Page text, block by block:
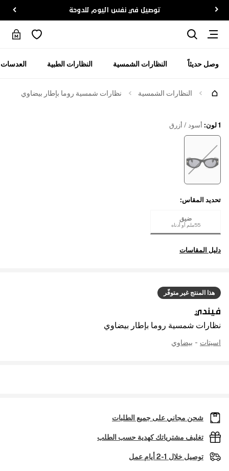
توصيل في نفس اليوم للدوحة
وصل حديثاً النظارات الشمسية النظارات الطبية
النظارات الشمسية نظارات شمسية روما بإطار بيضاوي
هذا المنتج غير متوفّر
فيندي
نظارات شمسية روما بإطار بيضاوي
اسيتات - بيضاوي
1 لون : أسود / أزرق
تحديد المقاس:
ضيق
55ملم أو أدناه
دليل المقاسات
شحن مجاني على جميع الطلبات
تغليف مشترياتك كهدية حسب الطلب
توصيل خلال 1-2 أيام عمل